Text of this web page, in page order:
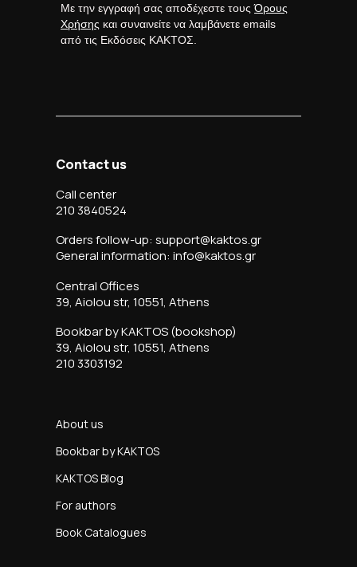
Με την εγγραφή σας αποδέχεστε τουςΌρους
Χρήσης και συναινείτε να λαμβάνετε emails
από τις Εκδόσεις ΚΑΚΤΟΣ.
Contact us
Call center
210 3840524
Orders follow-up: support@kaktos.gr
General information: info@kaktos.gr
Central Offices
39, Aiolou str, 10551, Athens
Bookbar by KAKTOS (bookshop)
39, Aiolou str, 10551, Athens
210 3303192
About us
Bookbar by KAKTOS
KAKTOS Blog
For authors
Book Catalogues